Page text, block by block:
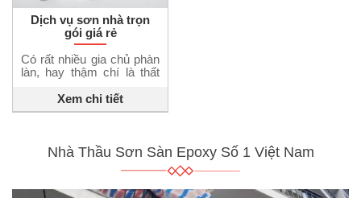
Dịch vụ sơn nhà trọn
gói giá rẻ
Có rất nhiều gia chủ phàn
làn, hay thậm chí là thất
vụ sơn nhà giá rẻ bởi vì
chất lượng kém, thi công
sử dụng dịch vụ sơn nhà
của các đơn vị sơn nhà
[…]
Xem chi tiết
Nhà Thầu Sơn Sàn Epoxy Số 1 Việt Nam